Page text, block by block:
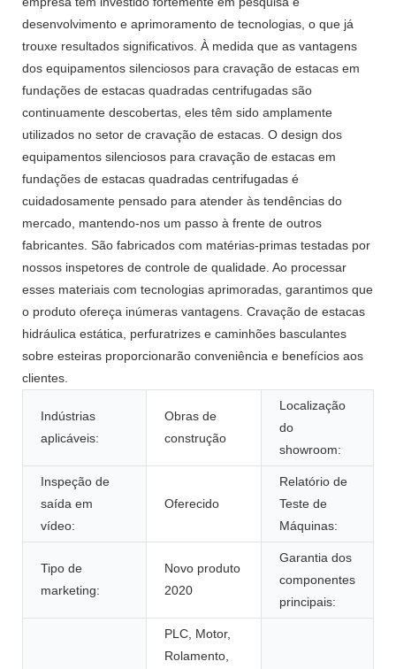
desenvolvimento e aprimoramento de tecnologias, o que já
trouxe resultados significativos. À medida que as vantagens
dos equipamentos silenciosos para cravação de estacas em
fundações de estacas quadradas centrifugadas são
continuamente descobertas, eles têm sido amplamente
utilizados no setor de cravação de estacas. O design dos
equipamentos silenciosos para cravação de estacas em
fundações de estacas quadradas centrifugadas é
cuidadosamente pensado para atender às tendências do
mercado, mantendo-nos um passo à frente de outros
fabricantes. São fabricados com matérias-primas testadas por
nossos inspetores de controle de qualidade. Ao processar
esses materiais com tecnologias aprimoradas, garantimos que
o produto ofereça inúmeras vantagens. Cravação de estacas
hidráulica estática, perfuratrizes e caminhões basculantes
sobre esteiras proporcionarão conveniência e benefícios aos
clientes.
Indústrias
aplicáveis:
Obras de
construção
Localização
do
showroom:
Inspeção de
saída em
vídeo:
Oferecido
Relatório de
Teste de
Máquinas:
Tipo de
marketing:
Novo produto
2020
Garantia dos
componentes
principais:
PLC, Motor,
Rolamento,